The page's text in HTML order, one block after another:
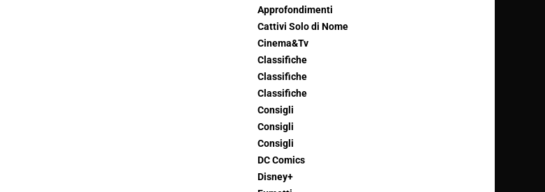
Approfondimenti
Cattivi Solo di Nome
Cinema&Tv
Classifiche
Classifiche
Classifiche
Consigli
Consigli
Consigli
DC Comics
Disney+